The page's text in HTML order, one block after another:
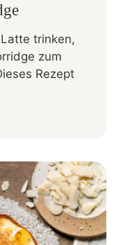
trinken,
zum
Rezept